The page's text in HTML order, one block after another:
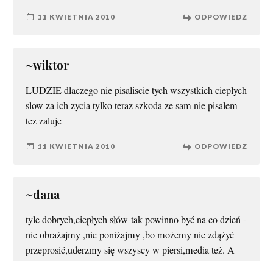
11 KWIETNIA 2010 ODPOWIEDZ
~wiktor
LUDZIE dlaczego nie pisaliscie tych wszystkich cieplych
slow za ich zycia tylko teraz szkoda ze sam nie pisalem
tez zaluje
11 KWIETNIA 2010 ODPOWIEDZ
~dana
tyle dobrych,ciepłych słów-tak powinno być na co dzień -
nie obrażajmy ,nie poniżajmy ,bo możemy nie zdążyć
przeprosić,uderzmy się wszyscy w piersi,media też. A